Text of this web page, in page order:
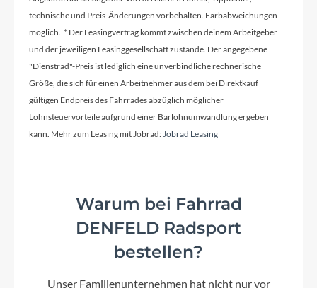
technische und Preis-Änderungen vorbehalten. Farbabweichungen
möglich. * Der Leasingvertrag kommt zwischen deinem Arbeitgeber
und der jeweiligen Leasinggesellschaft zustande. Der angegebene
"Dienstrad"-Preis ist lediglich eine unverbindliche rechnerische
Größe, die sich für einen Arbeitnehmer aus dem bei Direktkauf
gültigen Endpreis des Fahrrades abzüglich möglicher
Lohnsteuervorteile aufgrund einer Barlohnumwandlung ergeben
kann. Mehr zum Leasing mit Jobrad:Jobrad Leasing
Warum bei Fahrrad
DENFELD Radsport
bestellen?
Unser Familienunternehmen hat nicht nur vor